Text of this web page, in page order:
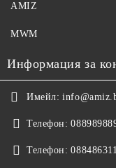
AMIZ
MWM
Информация за
Имейл:
Телефон:
Телефон: